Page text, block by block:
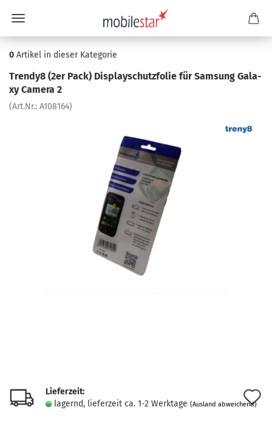
0 Artikel in dieser Kategorie
Trendy8 (2er Pack) Dis­play­schutz­fo­lie für Sam­sung Ga­la­
xy Ca­me­ra 2
(Art.Nr.: A108164)
Lieferzeit:
lagernd, lieferzeit ca. 1-2 Werktage (Ausland abweichend)